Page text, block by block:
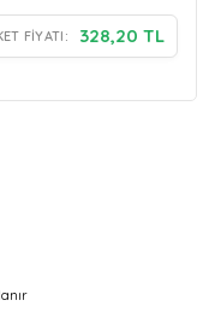
FIYATI: 328,20 TL